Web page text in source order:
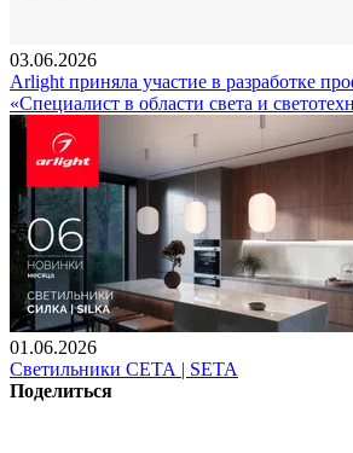
03.06.2026
Arlight приняла участие в разработке
«Специалист в области света и
01.06.2026
Светильники СЕТА | SETA
Поделиться